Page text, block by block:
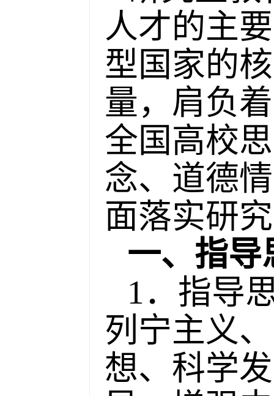
人才的主
型国家的
量，肩负
全国高校
念、道德
面落实研
一、指导
1．指导
列宁主义
想、科学